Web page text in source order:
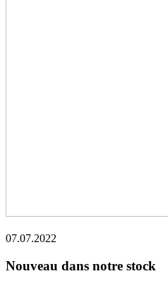
07.07.2022
Nouveau dans notre stock